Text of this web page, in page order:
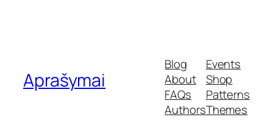
Aprašymai
Blog
About
FAQs
Authors
Events
Shop
Patterns
Themes